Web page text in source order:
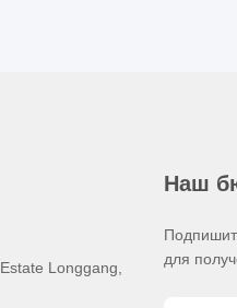
Longgang,
Наш
для